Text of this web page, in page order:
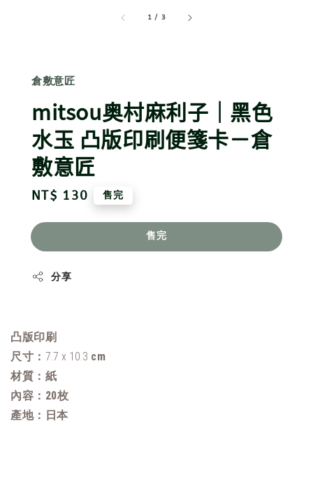
1 / 3
倉敷意匠
mitsou奥村麻利子｜黑色
水玉 凸版印刷便箋卡－倉
敷意匠
Regular
NT$ 130 售完
售完
分享
凸版印刷
尺寸： 7.7 x 10.3 cm
材質：紙
內容： 20枚
產地：日本